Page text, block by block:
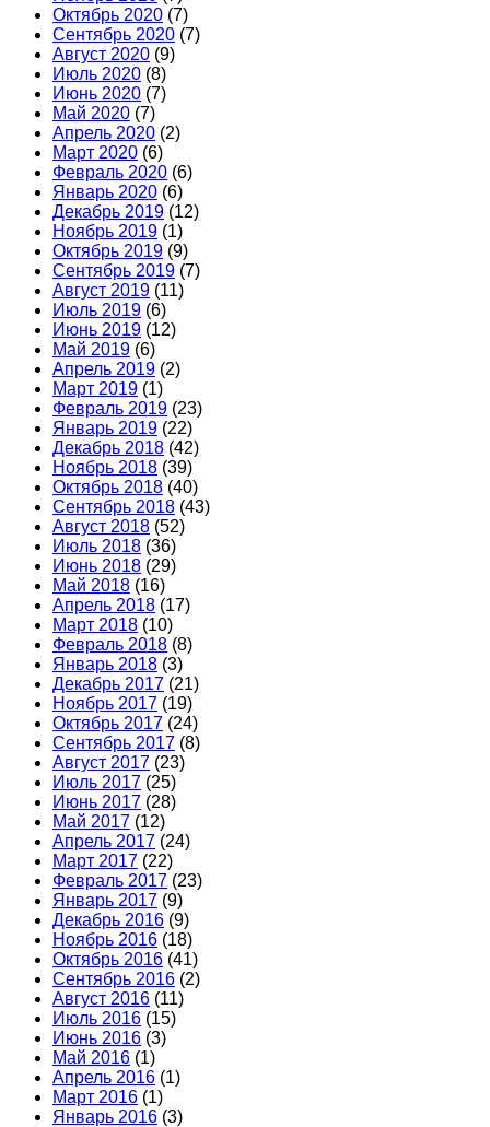
Октябрь 2020 (7)
Сентябрь 2020 (7)
Август 2020 (9)
Июль 2020 (8)
Июнь 2020 (7)
Май 2020 (7)
Апрель 2020 (2)
Март 2020 (6)
Февраль 2020 (6)
Январь 2020 (6)
Декабрь 2019 (12)
Ноябрь 2019 (1)
Октябрь 2019 (9)
Сентябрь 2019 (7)
Август 2019 (11)
Июль 2019 (6)
Июнь 2019 (12)
Май 2019 (6)
Апрель 2019 (2)
Март 2019 (1)
Февраль 2019 (23)
Январь 2019 (22)
Декабрь 2018 (42)
Ноябрь 2018 (39)
Октябрь 2018 (40)
Сентябрь 2018 (43)
Август 2018 (52)
Июль 2018 (36)
Июнь 2018 (29)
Май 2018 (16)
Апрель 2018 (17)
Март 2018 (10)
Февраль 2018 (8)
Январь 2018 (3)
Декабрь 2017 (21)
Ноябрь 2017 (19)
Октябрь 2017 (24)
Сентябрь 2017 (8)
Август 2017 (23)
Июль 2017 (25)
Июнь 2017 (28)
Май 2017 (12)
Апрель 2017 (24)
Март 2017 (22)
Февраль 2017 (23)
Январь 2017 (9)
Декабрь 2016 (9)
Ноябрь 2016 (18)
Октябрь 2016 (41)
Сентябрь 2016 (2)
Август 2016 (11)
Июль 2016 (15)
Июнь 2016 (3)
Май 2016 (1)
Апрель 2016 (1)
Март 2016 (1)
Январь 2016 (3)